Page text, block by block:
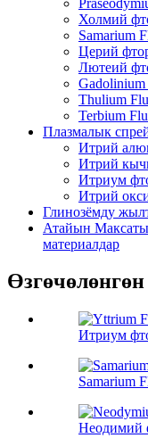
Холмий
Samarium
Церий
Лютеий
Thulium
Terbium
Плазмалык
Итрий
Итрий
Итриум
Итрий
Глинозёмду
Атайын
материалдар
Итриум
Samarium
Неодимий